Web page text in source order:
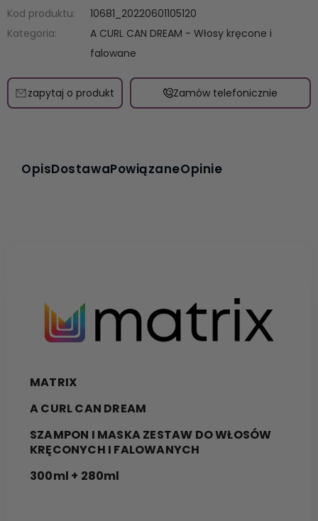
Kod produktu:
10681_20220601105120
Kategoria:
A CURL CAN DREAM - Włosy kręcone i
falowane
zapytaj o produkt Zamów telefonicznie
OpisDostawaPowiązaneOpinie
MATRIX
A CURL CAN DREAM
SZAMPON I MASKA ZESTAW DO WŁOSÓW
KRĘCONYCH I FALOWANYCH
300ml + 280ml